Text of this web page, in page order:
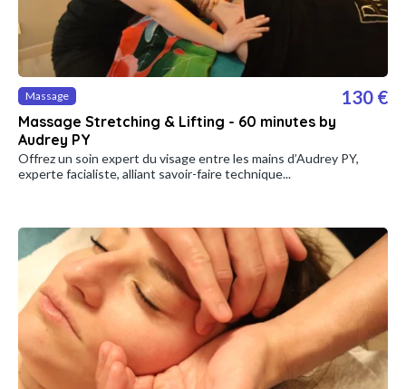
Massage
Massage Stretching & Lifting - 60 minutes by
Audrey PY
130 €
Offrez un soin expert du visage entre les mains d’Audrey PY,
experte facialiste, alliant savoir-faire technique...